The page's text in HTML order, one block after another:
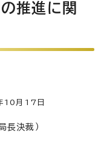
推進に関
月17日
決裁）